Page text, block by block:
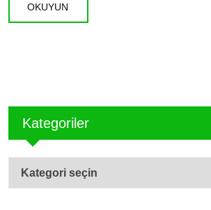
Kategoriler
Kategoriler
OKUYUN